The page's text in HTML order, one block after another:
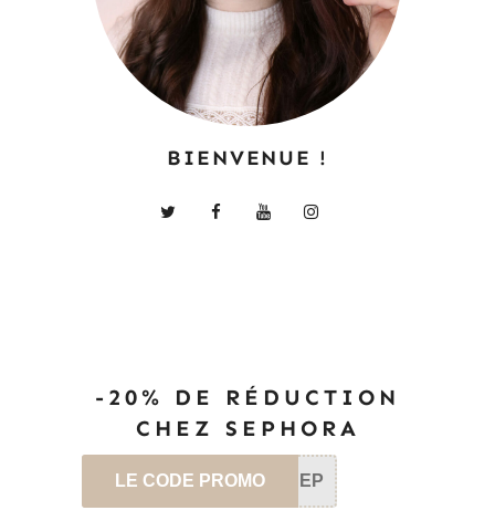
BIENVENUE !
-20% DE RÉDUCTION
CHEZ SEPHORA
LE CODE PROMO SEP